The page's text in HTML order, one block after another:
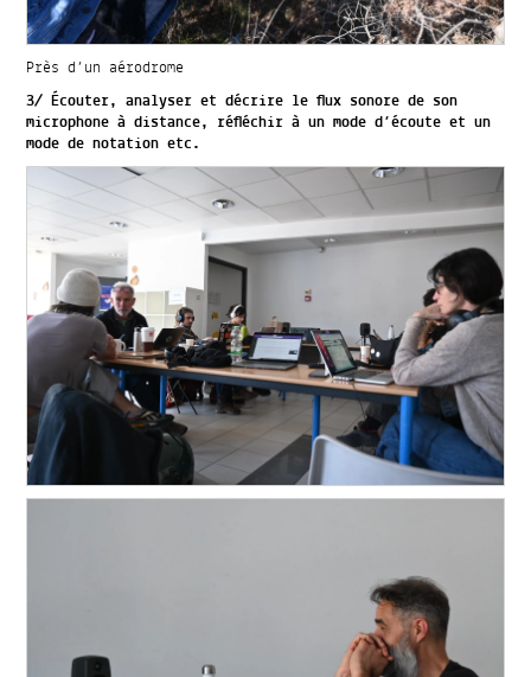
Près d’un aérodrome
3/ Écouter, analyser et décrire le flux sonore de son
microphone à distance, réfléchir à un mode d’écoute et un
mode de notation etc.